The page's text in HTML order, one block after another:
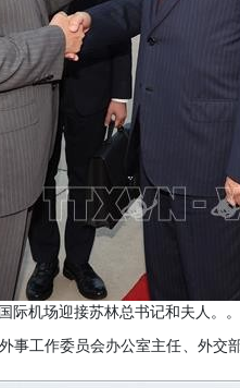
际机场迎接苏林总书记和夫人。。
事工作委员会办公室主任、外交